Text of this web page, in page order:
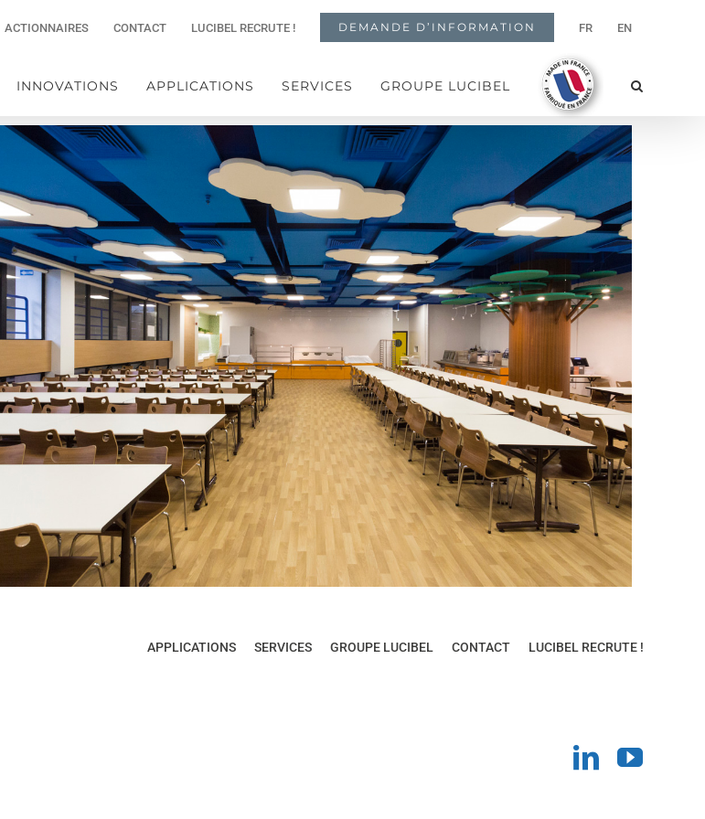
ACTIONNAIRES CONTACT LUCIBEL RECRUTE ! DEMANDE D’INFORMATION FR EN
INNOVATIONS APPLICATIONS SERVICES GROUPE LUCIBEL
Jardines Lookout
APPLICATIONS SERVICES GROUPE LUCIBEL CONTACT LUCIBEL RECRUTE !
LinkedIn